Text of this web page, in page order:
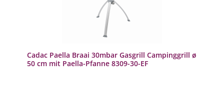
Cadac Paella Braai 30mbar Gasgrill Campinggrill ø
50 cm mit Paella-Pfanne 8309-30-EF